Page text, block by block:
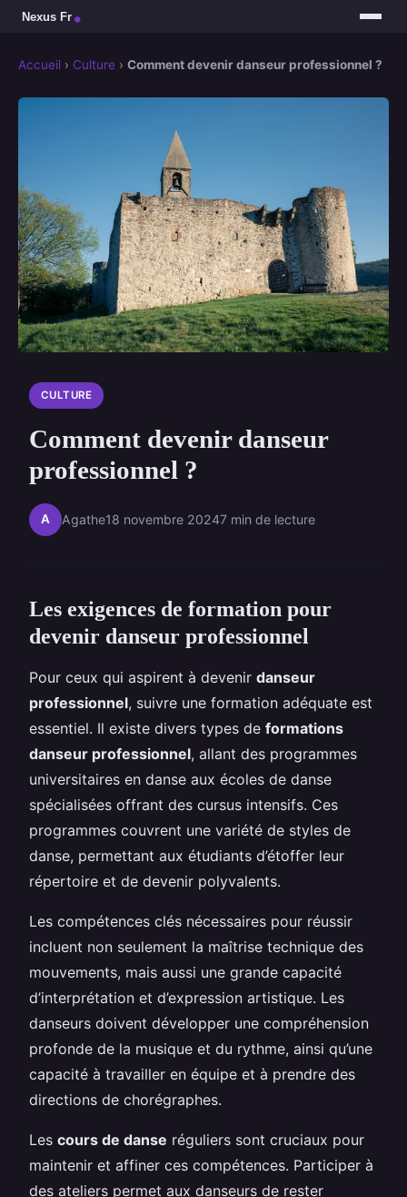
Accueil › Culture › Comment devenir danseur professionnel ?
CULTURE
Comment devenir danseur
professionnel ?
A Agathe18 novembre 20247 min de lecture
Les exigences de formation pour
devenir danseur professionnel
Pour ceux qui aspirent à devenir danseur
professionnel, suivre une formation adéquate est
essentiel. Il existe divers types de formations
danseur professionnel, allant des programmes
universitaires en danse aux écoles de danse
spécialisées offrant des cursus intensifs. Ces
programmes couvrent une variété de styles de
danse, permettant aux étudiants d’étoffer leur
répertoire et de devenir polyvalents.
Les compétences clés nécessaires pour réussir
incluent non seulement la maîtrise technique des
mouvements, mais aussi une grande capacité
d’interprétation et d’expression artistique. Les
danseurs doivent développer une compréhension
profonde de la musique et du rythme, ainsi qu’une
capacité à travailler en équipe et à prendre des
directions de chorégraphes.
Les cours de danse réguliers sont cruciaux pour
maintenir et affiner ces compétences. Participer à
des ateliers permet aux danseurs de rester